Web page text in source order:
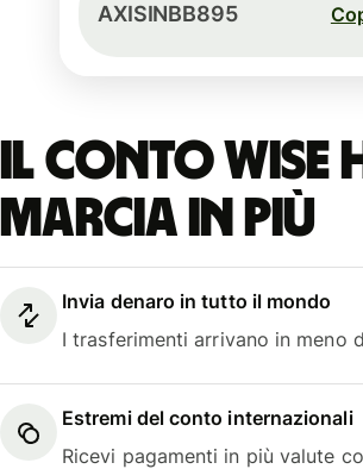
AXISINBB895
Il conto Wise
marcia in più
Invia denaro in tutto il mondo
I trasferimenti arrivano in meno
Estremi del conto internazionali
Ricevi pagamenti in più valute